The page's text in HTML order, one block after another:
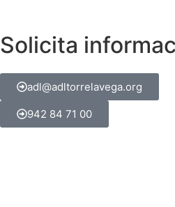
Solicita
adl@adltorrelavega.org
942 84 71 00